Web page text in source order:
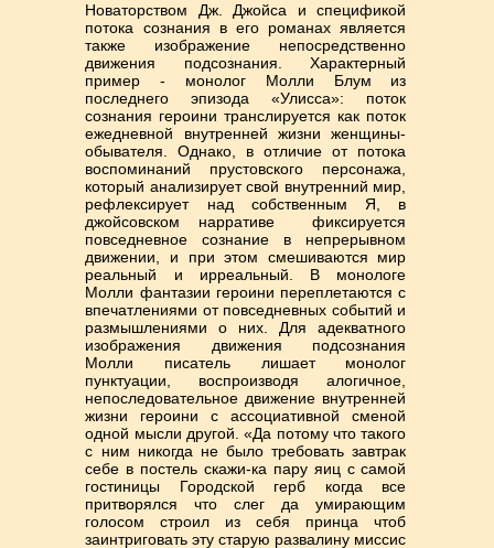
Новаторством Дж. Джойса и спецификой
потока сознания в его романах является
также изображение непосредственно
движения подсознания. Характерный
пример - монолог Молли Блум из
последнего эпизода «Улисса»: поток
сознания героини транслируется как поток
ежедневной внутренней жизни женщины-
обывателя. Однако, в отличие от потока
воспоминаний прустовского персонажа,
который анализирует свой внутренний мир,
рефлексирует над собственным Я, в
джойсовском нарративе фиксируется
повседневное сознание в непрерывном
движении, и при этом смешиваются мир
реальный и ирреальный. В монологе
Молли фантазии героини переплетаются с
впечатлениями от повседневных событий и
размышлениями о них. Для адекватного
изображения движения подсознания
Молли писатель лишает монолог
пунктуации, воспроизводя алогичное,
непоследовательное движение внутренней
жизни героини с ассоциативной сменой
одной мысли другой. «Да потому что такого
с ним никогда не было требовать завтрак
себе в постель скажи-ка пару яиц с самой
гостиницы Городской герб когда все
притворялся что слег да умирающим
голосом строил из себя принца чтоб
заинтриговать эту старую развалину миссис